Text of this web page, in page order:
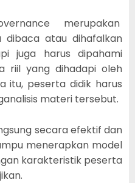
merupakan
atau dihafalkan
juga harus dipahami
riil yang dihadapi oleh
itu, peserta didik harus
materi tersebut.
secara efektif dan
menerapkan model
karakteristik peserta